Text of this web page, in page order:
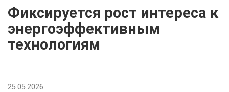
Фиксируется рост интереса к
энергоэффективным
технологиям
25.05.2026